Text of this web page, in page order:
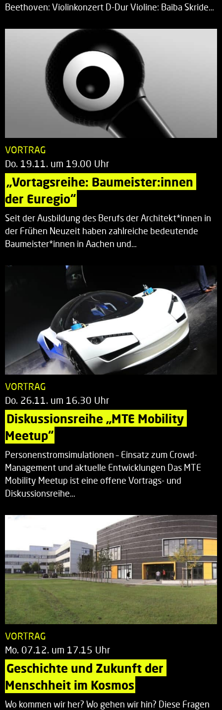
Beethoven: Violinkonzert D-Dur Violine: Baiba Skride…
VORTRAG
Do. 19.11. um 19.00 Uhr
„Vortagsreihe: Baumeister:innen
der Euregio“
Seit der Ausbildung des Berufs der Architekt*innen in
der Frühen Neuzeit haben zahlreiche bedeutende
Baumeister*innen in Aachen und…
VORTRAG
Do. 26.11. um 16.30 Uhr
Diskussionsreihe „MTE Mobility
Meetup“
Personenstromsimulationen – Einsatz zum Crowd-
Management und aktuelle Entwicklungen Das MTE
Mobility Meetup ist eine offene Vortrags- und
Diskussionsreihe…
VORTRAG
Mo. 07.12. um 17.15 Uhr
Geschichte und Zukunft der
Menschheit im Kosmos
Wo kommen wir her? Wo gehen wir hin? Diese Fragen